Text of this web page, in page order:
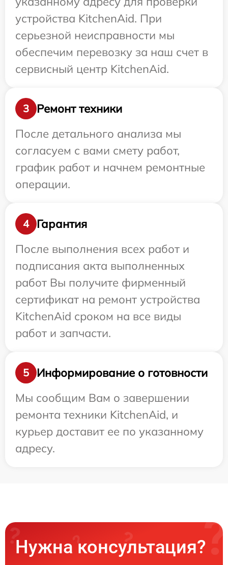
устройства KitchenAid. При
серьезной неисправности мы
обеспечим перевозку за наш счет в
сервисный центр KitchenAid.
3
Ремонт техники
После детального анализа мы
согласуем с вами смету работ,
график работ и начнем ремонтные
операции.
4
Гарантия
После выполнения всех работ и
подписания акта выполненных
работ Вы получите фирменный
сертификат на ремонт устройства
KitchenAid сроком на все виды
работ и запчасти.
5
Информирование о готовности
Мы сообщим Вам о завершении
ремонта техники KitchenAid, и
курьер доставит ее по указанному
адресу.
Нужна консультация?